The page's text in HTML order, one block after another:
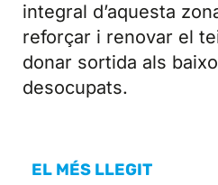
integral d’aquesta
reforçar i renovar el
donar sortida als
desocupats.
EL MÉS LLEGIT